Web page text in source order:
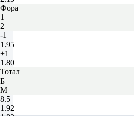
Фора
1
2
-1
1.95
+1
1.80
Тотал
Б
М
8.5
1.92